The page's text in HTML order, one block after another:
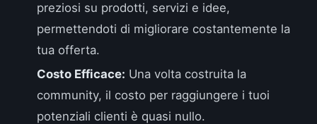
preziosi su prodotti, servizi e idee,
permettendoti di migliorare costantemente la
tua offerta.
Costo Efficace: Una volta costruita la
community, il costo per raggiungere i tuoi
potenziali clienti è quasi nullo.